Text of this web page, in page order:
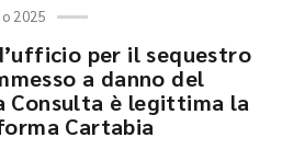
2025
per il sequestro
a danno del
Consulta è legittima la
Cartabia